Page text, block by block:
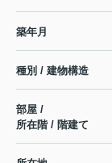
築年月
種別 / 建物構造
部屋 /
所在階 / 階建て